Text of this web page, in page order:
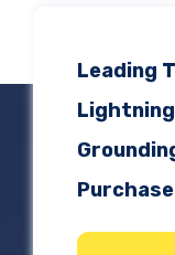
Leading